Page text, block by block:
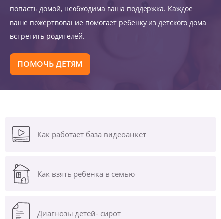
попасть домой, необходима ваша поддержка. Каждое
ваше пожертвование помогает ребенку из детского дома
встретить родителей.
ПОМОЧЬ ДЕТЯМ
Как работает база видеоанкет
Как взять ребенка в семью
Диагнозы детей- сирот